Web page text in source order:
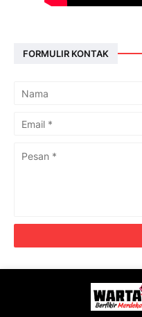
FORMULIR KONTAK